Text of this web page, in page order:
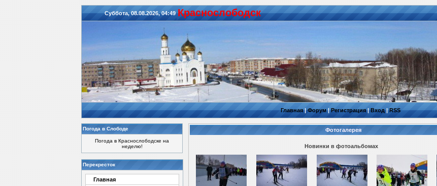
Суббота, 08.08.2026, 04:49 Красноcлободск
Главная|Форум|Регистрация|Вход|RSS
Погода в Слободе
Погода в Краснослободске на
неделю!
Перекресток
Главная
Фотогалерея
Новинки в фотоальбомах